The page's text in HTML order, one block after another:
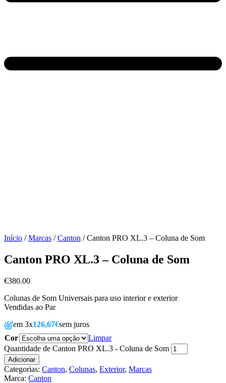
Início /Marcas /Canton / Canton PRO XL.3 – Coluna de Som
Canton PRO XL.3 – Coluna de Som
€380.00
Colunas de Som Universais para uso interior e exterior
Vendidas ao Par
em 3x126,67€sem juros
Cor
Limpar
Quantidade de Canton PRO XL.3 - Coluna de Som
Adicionar
Categorias: Canton, Colunas, Exterior, Marcas
Marca: Canton